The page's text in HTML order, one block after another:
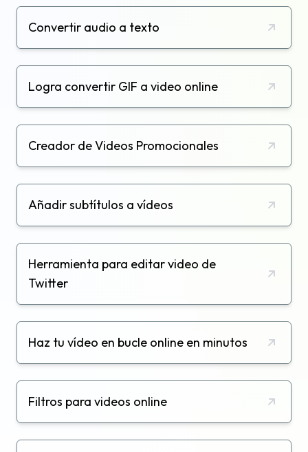
Convertir audio a texto
Logra convertir GIF a video online
Creador de Videos Promocionales
Añadir subtítulos a vídeos
Herramienta para editar video de
Twitter
Haz tu vídeo en bucle online en minutos
Filtros para videos online